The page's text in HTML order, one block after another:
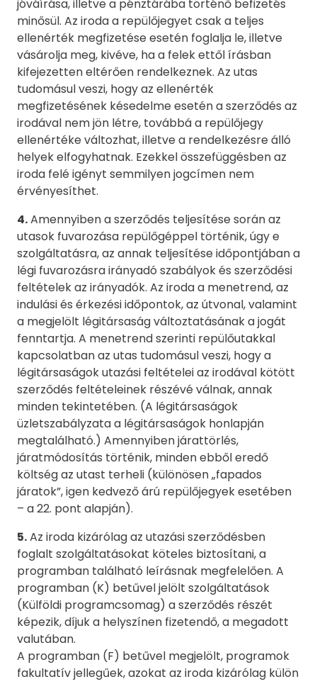
jóváírása, illetve a pénztárába történő befizetés
minősül. Az iroda a repülőjegyet csak a teljes
ellenérték megfizetése esetén foglalja le, illetve
vásárolja meg, kivéve, ha a felek ettől írásban
kifejezetten eltérően rendelkeznek. Az utas
tudomásul veszi, hogy az ellenérték
megfizetésének késedelme esetén a szerződés az
irodával nem jön létre, továbbá a repülőjegy
ellenértéke változhat, illetve a rendelkezésre álló
helyek elfogyhatnak. Ezekkel összefüggésben az
iroda felé igényt semmilyen jogcímen nem
érvényesíthet.
4.Amennyiben a szerződés teljesítése során az
utasok fuvarozása repülőgéppel történik, úgy e
szolgáltatásra, az annak teljesítése időpontjában a
légi fuvarozásra irányadó szabályok és szerződési
feltételek az irányadók. Az iroda a menetrend, az
indulási és érkezési időpontok, az útvonal, valamint
a megjelölt légitársaság változtatásának a jogát
fenntartja. A menetrend szerinti repülőutakkal
kapcsolatban az utas tudomásul veszi, hogy a
légitársaságok utazási feltételei az irodával kötött
szerződés feltételeinek részévé válnak, annak
minden tekintetében. (A légitársaságok
üzletszabályzata a légitársaságok honlapján
megtalálható.) Amennyiben járattörlés,
járatmódosítás történik, minden ebből eredő
költség az utast terheli (különösen „fapados
járatok”, igen kedvező árú repülőjegyek esetében
– a 22. pont alapján).
5.Az iroda kizárólag az utazási szerződésben
foglalt szolgáltatásokat köteles biztosítani, a
programban található leírásnak megfelelően. A
programban (K) betűvel jelölt szolgáltatások
(Külföldi programcsomag) a szerződés részét
képezik, díjuk a helyszínen fizetendő, a megadott
valutában.
A programban (F) betűvel megjelölt, programok
fakultatív jellegűek, azokat az iroda kizárólag külön